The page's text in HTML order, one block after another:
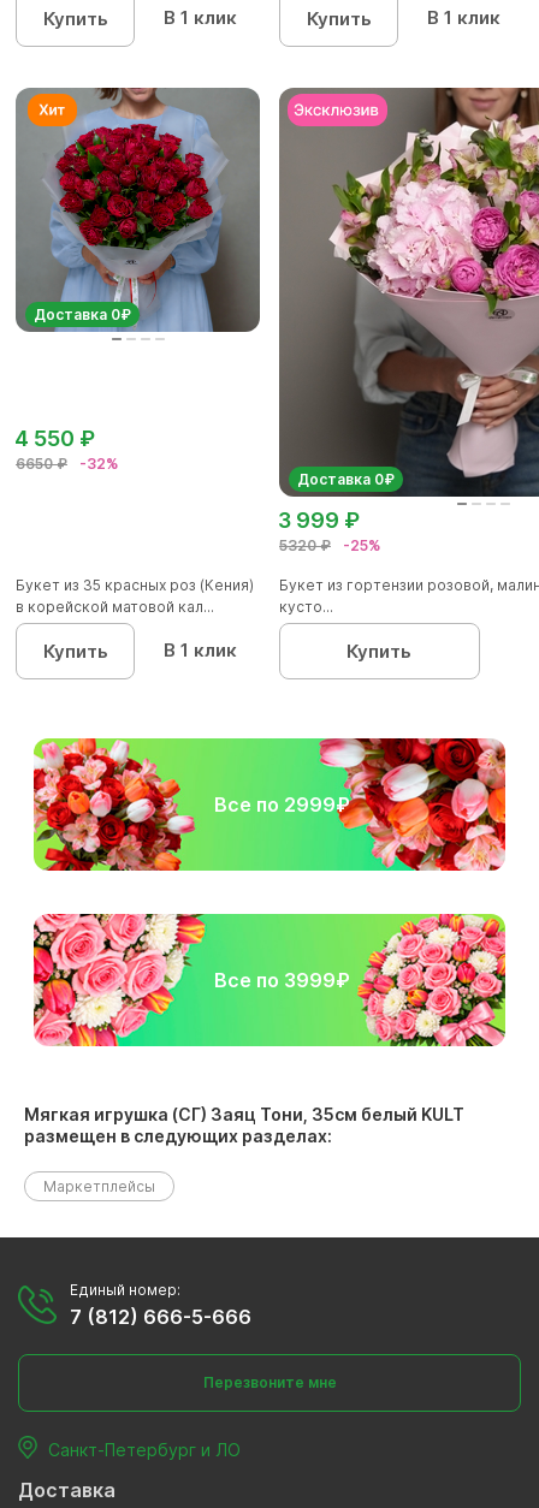
Купить В 1 клик Купить В 1 клик
Доставка 0₽
6650 ₽ -32%
4 550 ₽
Букет из 35 красных роз (Кения)
в корейской матовой кал...
Купить В 1 клик
Доставка 0₽
5320 ₽ -25%
3 999 ₽
Букет из гортензии розовой,
кусто...
Купить
Все по 2999₽
Все по 3999₽
Мягкая игрушка (СГ) Заяц Тони, 35см белый KULT
размещен в следующих разделах:
Маркетплейсы
Единый номер:
7 (812) 666-5-666
Перезвоните мне
Санкт-Петербург и ЛО
Доставка